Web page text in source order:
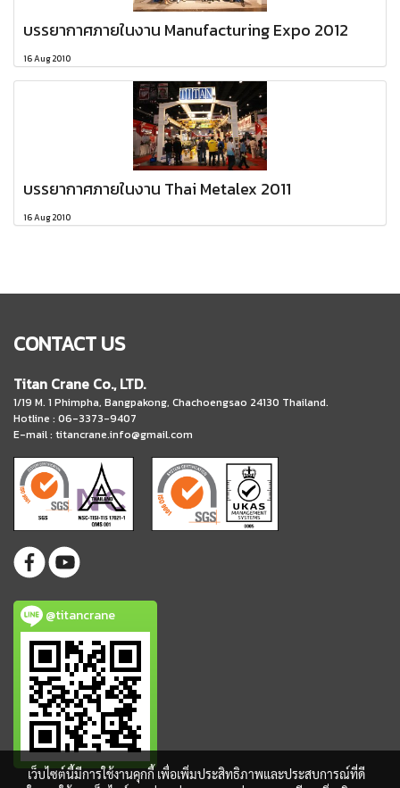
บรรยากาศภายในงาน Manufacturing Expo 2012
16 Aug 2010
บรรยากาศภายในงาน Thai Metalex 2011
16 Aug 2010
CONTACT US
Titan Crane Co., LTD.
1/19 M. 1 Phimpha, Bangpakong, Chachoengsao 24130 Thailand.
Hotline : 06-3373-9407
E-mail : titancrane.info@gmail.com
@titancrane
เว็บไซต์นี้มีการใช้งานคุกกี้ เพื่อเพิ่มประสิทธิภาพและประสบการณ์ที่ดี